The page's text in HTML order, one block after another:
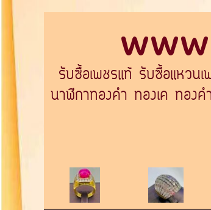
รับซื้อเพชรแท้ รับซื้อแหวน
นาฬิกาทองคำ ทองเค ทอง